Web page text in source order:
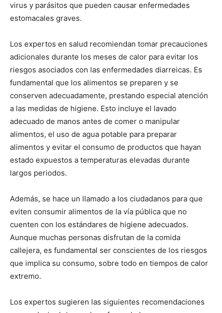
virus y parásitos que pueden causar enfermedades
estomacales graves.
Los expertos en salud recomiendan tomar precauciones
adicionales durante los meses de calor para evitar los
riesgos asociados con las enfermedades diarreicas. Es
fundamental que los alimentos se preparen y se
conserven adecuadamente, prestando especial atención
a las medidas de higiene. Esto incluye el lavado
adecuado de manos antes de comer o manipular
alimentos, el uso de agua potable para preparar
alimentos y evitar el consumo de productos que hayan
estado expuestos a temperaturas elevadas durante
largos periodos.
Además, se hace un llamado a los ciudadanos para que
eviten consumir alimentos de la vía pública que no
cuenten con los estándares de higiene adecuados.
Aunque muchas personas disfrutan de la comida
callejera, es fundamental ser conscientes de los riesgos
que implica su consumo, sobre todo en tiempos de calor
extremo.
Los expertos sugieren las siguientes recomendaciones